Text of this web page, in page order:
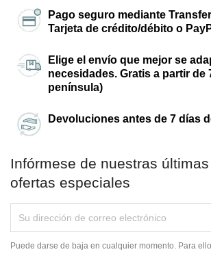
Pago seguro mediante
Tarjeta de crédito/débito o
Elige el envío que mejor se
necesidades. Gratis a partir de
península)
Devoluciones antes de 7 días
Infórmese de nuestras
ofertas especiales
Puede darse de baja en cualquier momento. Para